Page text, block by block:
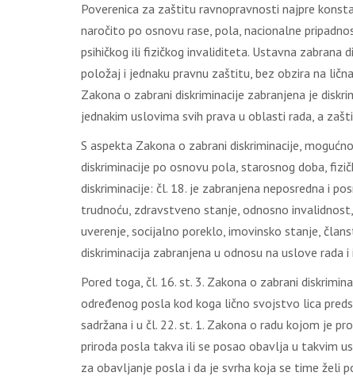
Poverenica za zaštitu ravnopravnosti najpre
naročito po osnovu rase, pola, nacionalne
psihičkog ili fizičkog invaliditeta. Ustavna zabrana
položaj i jednaku pravnu zaštitu, bez obzira na
Zakona o zabrani diskriminacije zabranjena je
jednakim uslovima svih prava u oblasti rada, a
S aspekta Zakona o zabrani diskriminacije,
diskriminacije po osnovu pola, starosnog doba,
diskriminacije: čl. 18. je zabranjena neposredna i
trudnoću, zdravstveno stanje, odnosno
uverenje, socijalno poreklo, imovinsko stanje,
diskriminacija zabranjena u odnosu na uslove
Pored toga, čl. 16. st. 3. Zakona o zabrani
određenog posla kod koga lično svojstvo lica
sadržana i u čl. 22. st. 1. Zakona o radu kojom je
priroda posla takva ili se posao obavlja u takvim
za obavljanje posla i da je svrha koja se time želi